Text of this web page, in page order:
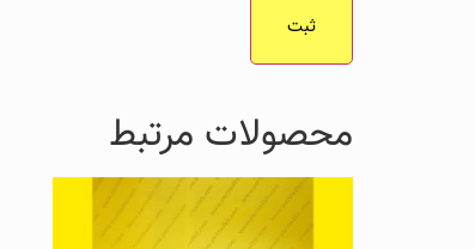
محصولات مرتبط